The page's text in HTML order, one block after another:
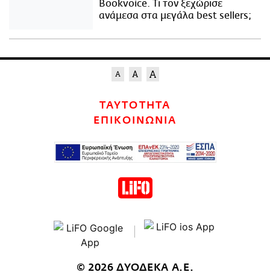
Bookvoice. Τι τον ξεχώρισε
ανάμεσα στα μεγάλα best sellers;
ΤΑΥΤΟΤΗΤΑ
ΕΠΙΚΟΙΝΩΝΙΑ
© 2026 ΔΥΟΔΕΚΑ Α.Ε.